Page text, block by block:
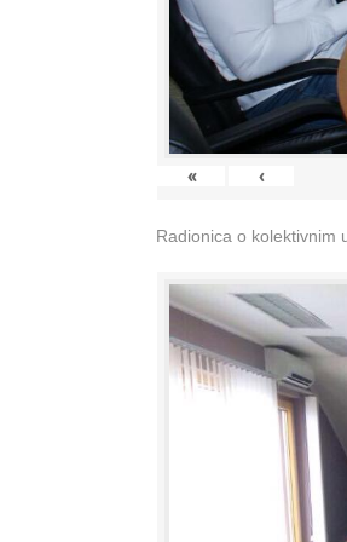
« ‹
Radionica o kolektivnim